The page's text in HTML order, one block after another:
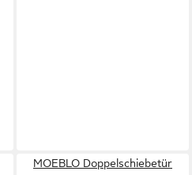
MOEBLO Doppelschiebetür